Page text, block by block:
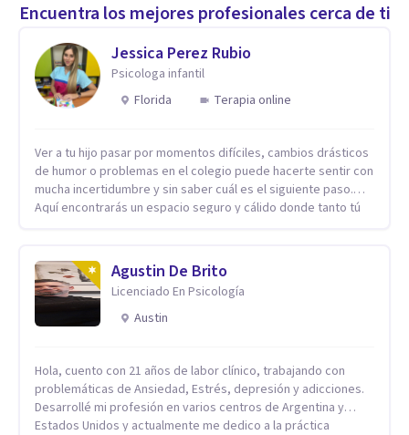
Encuentra los mejores profesionales cerca de ti
Jessica Perez Rubio
Psicologa infantil
Florida
Terapia online
Ver a tu hijo pasar por momentos difíciles, cambios drásticos
de humor o problemas en el colegio puede hacerte sentir con
mucha incertidumbre y sin saber cuál es el siguiente paso.
Aquí encontrarás un espacio seguro y cálido donde tanto tú
casa. Me especializo en guiar a familias a través de
herramientas prácticas y dinámicas adaptadas a la edad de
cada menor, dejando de lado las etiquetas y los tecnicismos.
Mi forma de trabajar se centra en entender las emociones
fortaleciendo la comunicación entre ustedes. Acompaño a
niños y adolescentes que están lidiando con la ansiedad, la
timidez, la rebeldía o dificultades escolares, así como a
padres que buscan orientación y pautas claras para educar
Agustin De Brito
Licenciado En Psicología
Austin
Hola, cuento con 21 años de labor clínico, trabajando con
problemáticas de Ansiedad, Estrés, depresión y adicciones.
Desarrollé mi profesión en varios centros de Argentina y
Estados Unidos y actualmente me dedico a la práctica